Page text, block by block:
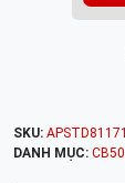
SKU:
DANH MỤC: